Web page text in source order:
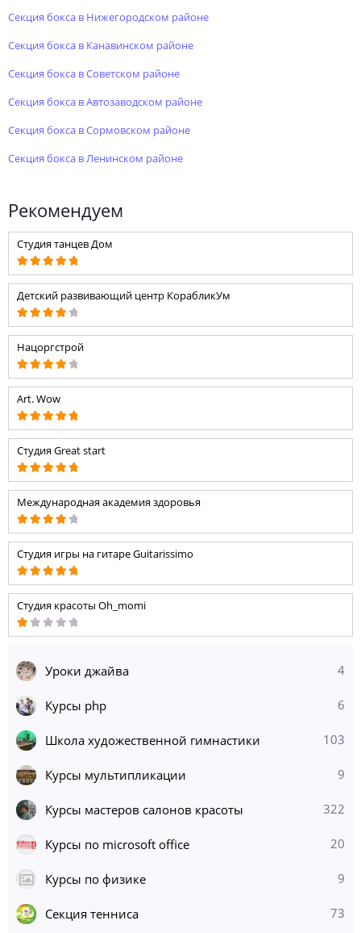
секция бокса в Нижегородском районе
секция бокса в Канавинском районе
секция бокса в Советском районе
секция бокса в Автозаводском районе
секция бокса в Сормовском районе
секция бокса в Ленинском районе
Рекомендуем
Студия танцев Дом
Детский развивающий центр КорабликУм
Нацоргстрой
Art. Wow
Студия Great start
Международная академия здоровья
Студия игры на гитаре Guitarissimo
Студия красоты Oh_momi
Уроки джайва 4
Курсы php 6
Школа художественной гимнастики 103
Курсы мультипликации 9
Курсы мастеров салонов красоты 322
Курсы по microsoft office 20
Курсы по физике 9
Секция тенниса 73